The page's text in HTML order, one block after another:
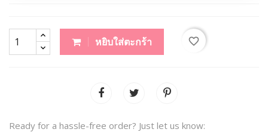
หยิบใส่ตะกร้า favorite_border
Ready for a hassle-free order? Just let us know: